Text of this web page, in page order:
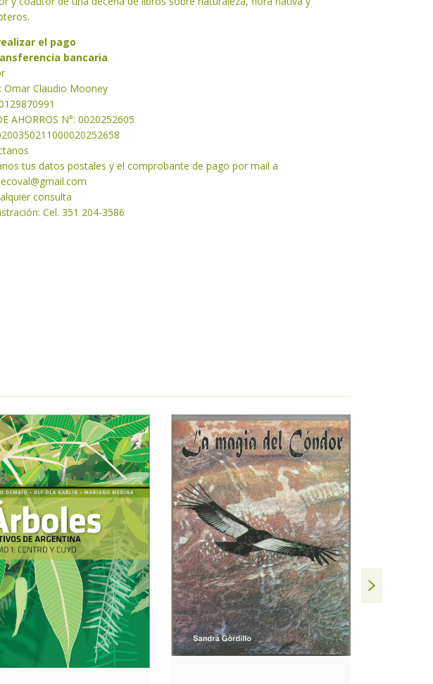
el pago
bancaria
Omar Claudio Mooney
AHORROS N°: 0020252605
tus datos postales y el comprobante de pago por mail a
@gmail.com
consulta
Cel. 351 204-3586